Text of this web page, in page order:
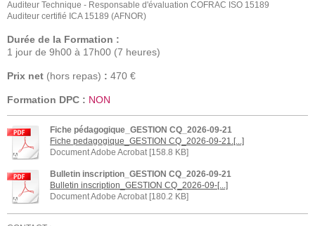
Auditeur Technique - Responsable d'évaluation COFRAC ISO 15189
Auditeur certifié ICA 15189 (AFNOR)
Durée de la Formation :
1 jour de 9h00 à 17h00 (7 heures)
Prix net (hors repas) : 470 €
Formation DPC : NON
Fiche pédagogique_GESTION CQ_2026-09-21
Fiche pedagogique_GESTION CQ_2026-09-21.[...]
Document Adobe Acrobat [158.8 KB]
Bulletin inscription_GESTION CQ_2026-09-21
Bulletin inscription_GESTION CQ_2026-09-[...]
Document Adobe Acrobat [180.2 KB]